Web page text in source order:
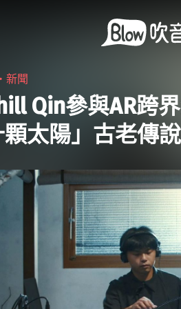
新聞
Qin參與AR跨
太陽」古老傳說